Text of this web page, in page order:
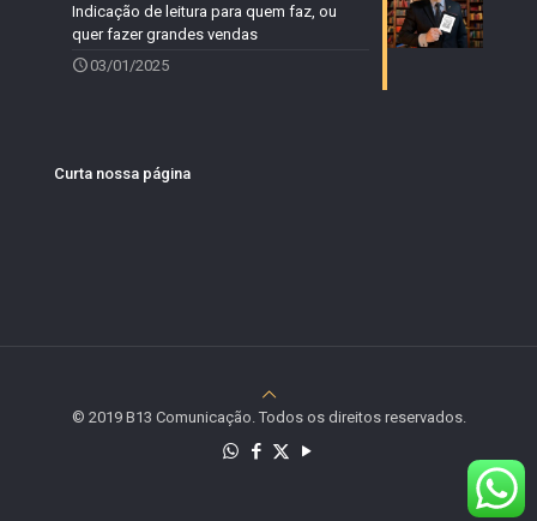
Indicação de leitura para quem faz, ou
quer fazer grandes vendas
03/01/2025
Curta nossa página
© 2019 B13 Comunicação. Todos os direitos reservados.